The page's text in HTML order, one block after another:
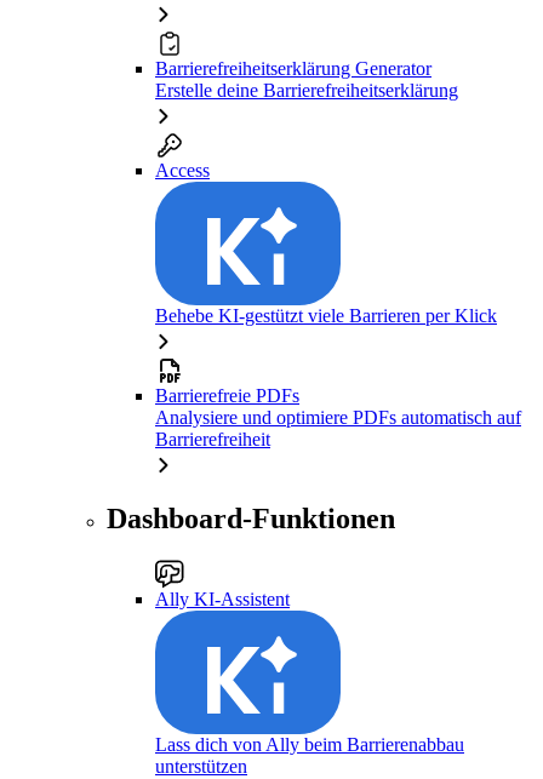
Barrierefreiheitserklärung Generator
Erstelle deine Barrierefreiheitserklärung
Access
Behebe KI-gestützt viele Barrieren per Klick
Barrierefreie PDFs
Analysiere und optimiere PDFs automatisch auf
Barrierefreiheit
Dashboard-Funktionen
Ally KI-Assistent
Lass dich von Ally beim Barrierenabbau
unterstützen